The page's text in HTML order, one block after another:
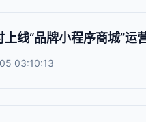
上线“品牌小程序商城”运
03:10:13